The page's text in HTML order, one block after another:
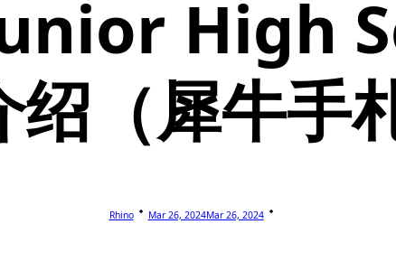
High
（犀牛手
Rhino Mar 26, 2024Mar 26, 2024